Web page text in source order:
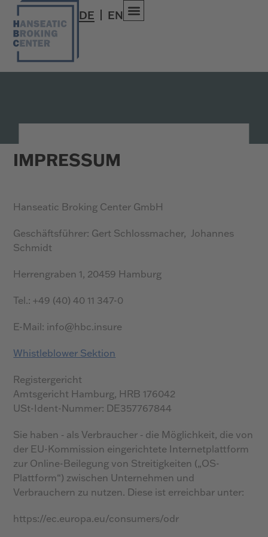
DE EN
IMPRESSUM
Hanseatic Broking Center GmbH
Geschäftsführer: Gert Schlossmacher, Johannes
Schmidt
Herrengraben 1, 20459 Hamburg
Tel.: +49 (40) 40 11 347-0
E-Mail: info@hbc.insure
Whistleblower Sektion
Registergericht
Amtsgericht Hamburg, HRB 176042
USt-Ident-Nummer: DE357767844
Sie haben ‑ als Verbraucher ‑ die Möglichkeit, die von
der EU-Kommission eingerichtete Internetplattform
zur Online-Beilegung von Streitigkeiten („OS-
Plattform“) zwischen Unternehmen und
Verbrauchern zu nutzen. Diese ist erreichbar unter:
https://ec.europa.eu/consumers/odr